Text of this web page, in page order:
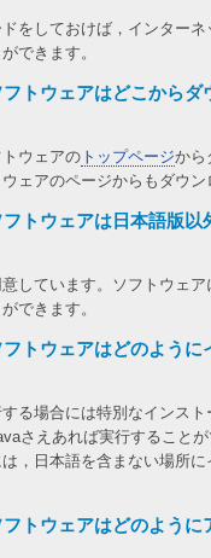
をしておけば，インター
できます。
トウェアはどこからダ
ウェアの トップページから
ェアのページからもダウ
トウェアは日本語版以
しています。ソフトウェ
できます。
トウェアはどのように
る場合には特別なインス
さえあれば実行すること
，日本語を含まない場所
トウェアはどのように